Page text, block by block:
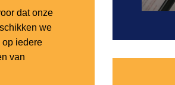
dat onze
we
iedere
van